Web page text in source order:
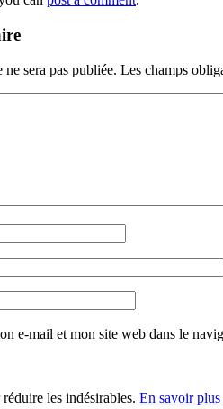
ne sera pas publiée. Les champs
e-mail et mon site web dans le
les indésirables. En savoir plus